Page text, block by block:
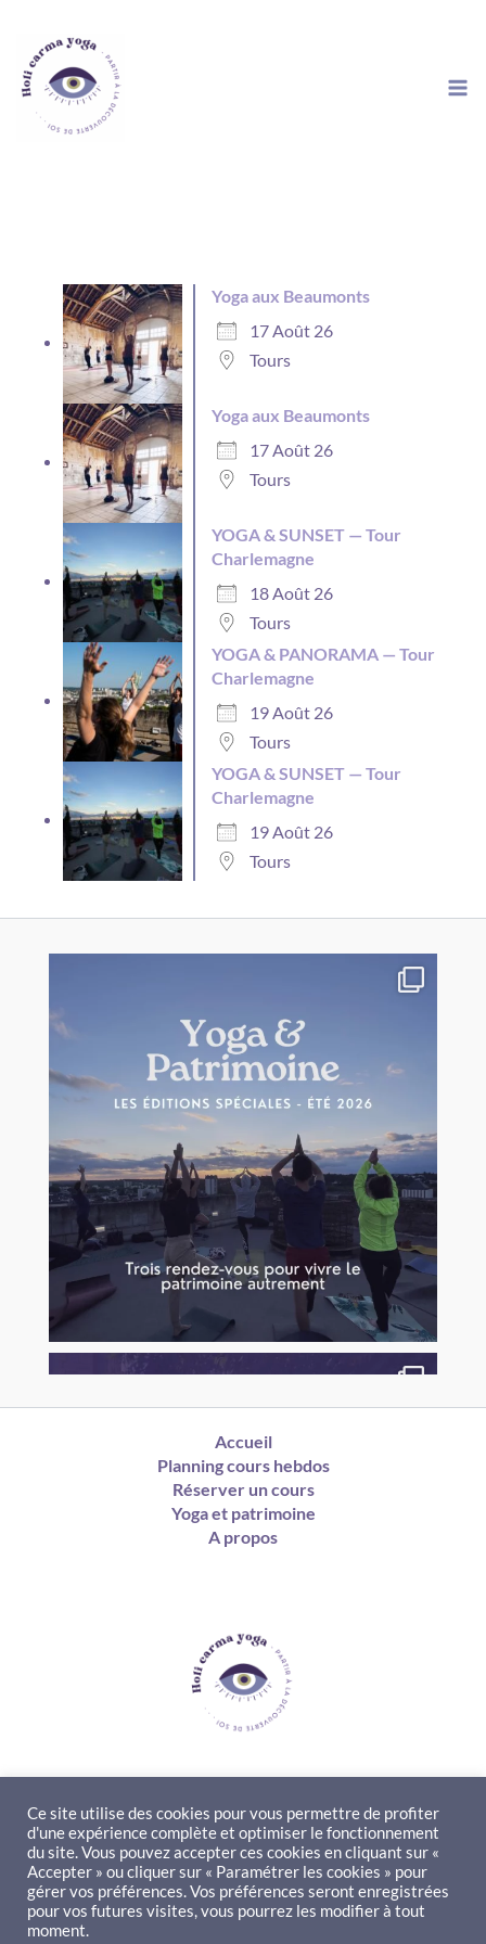
contenu
Yoga aux Beaumonts
17 Août 26
Tours
Yoga aux Beaumonts
17 Août 26
Tours
YOGA & SUNSET — Tour
Charlemagne
18 Août 26
Tours
YOGA & PANORAMA — Tour
Charlemagne
19 Août 26
Tours
YOGA & SUNSET — Tour
Charlemagne
19 Août 26
Tours
Accueil
Planning cours hebdos
Réserver un cours
Yoga et patrimoine
A propos
Contact
question à me poser ? Besoin d'un renseignement ? Envie
Ce site utilise des cookies pour vous permettre de profiter
d'une expérience complète et optimiser le fonctionnement
du site. Vous pouvez accepter ces cookies en cliquant sur «
Accepter » ou cliquer sur « Paramétrer les cookies » pour
gérer vos préférences. Vos préférences seront enregistrées
pour vos futures visites, vous pourrez les modifier à tout
moment.